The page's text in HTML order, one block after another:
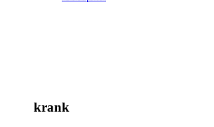
krank